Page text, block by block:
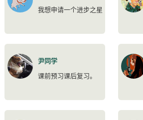
我想申请一个进步之星
尹同学
课前预习课后复习。